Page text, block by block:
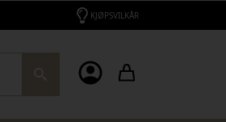
KJØPSVILKÅR